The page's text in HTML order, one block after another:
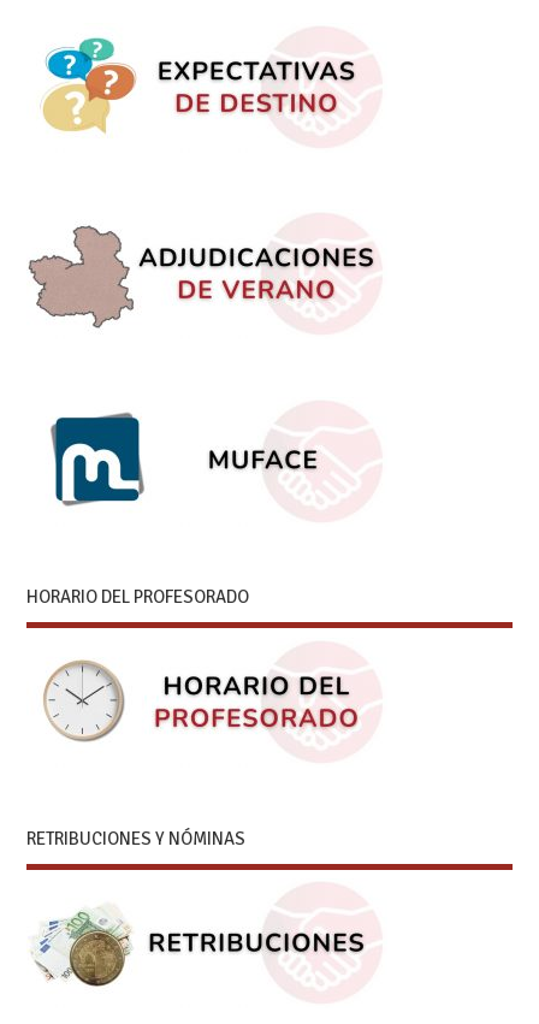
HORARIO DEL PROFESORADO
RETRIBUCIONES Y NÓMINAS